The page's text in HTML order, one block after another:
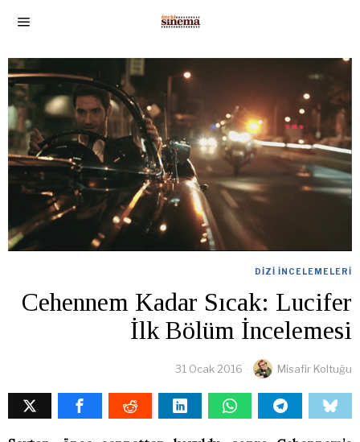
DIZI İNCELEMELERI
Cehennem Kadar Sıcak: Lucifer
İlk Bölüm İncelemesi
31 Ocak 2016 Misafir Koltuğu